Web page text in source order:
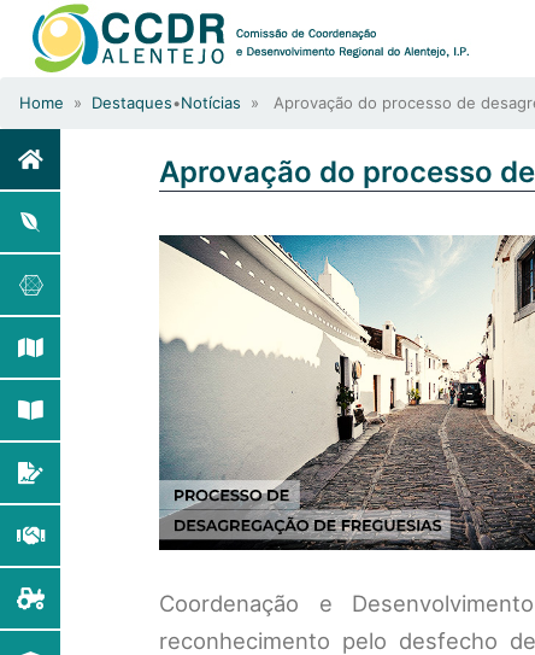
Home » Destaques•Notícias » Aprovação do processo de
Aprovação do processo
Coordenação e
reconhecimento pelo desfecho